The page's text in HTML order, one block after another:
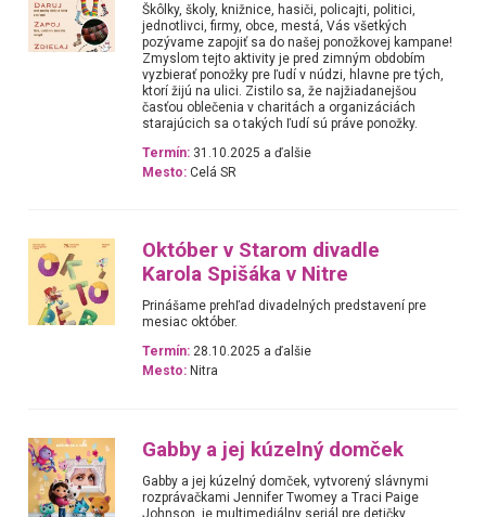
Škôlky, školy, knižnice, hasiči, policajti, politici,
jednotlivci, firmy, obce, mestá, Vás všetkých
pozývame zapojiť sa do našej ponožkovej kampane!
Zmyslom tejto aktivity je pred zimným obdobím
vyzbierať ponožky pre ľudí v núdzi, hlavne pre tých,
ktorí žijú na ulici. Zistilo sa, že najžiadanejšou
časťou oblečenia v charitách a organizáciách
starajúcich sa o takých ľudí sú práve ponožky.
Termín: 31.10.2025 a ďalšie
Mesto: Celá SR
Október v Starom divadle
Karola Spišáka v Nitre
Prinášame prehľad divadelných predstavení pre
mesiac október.
Termín: 28.10.2025 a ďalšie
Mesto: Nitra
Gabby a jej kúzelný domček
Gabby a jej kúzelný domček, vytvorený slávnymi
rozprávačkami Jennifer Twomey a Traci Paige
Johnson, je multimediálny seriál pre detičky